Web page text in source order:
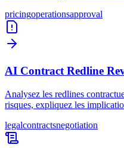
pricingoperationsapproval
AI Contract Redline
Analysez les redlines
risques, expliquez les
legalcontractsnegotiation